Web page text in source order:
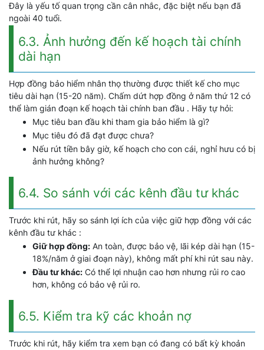
Đây là yếu tố quan trọng cần cân nhắc, đặc biệt nếu bạn đã
ngoài 40 tuổi.
6.3. Ảnh hưởng đến kế hoạch tài chính
dài hạn
Hợp đồng bảo hiểm nhân thọ thường được thiết kế cho mục
tiêu dài hạn (15-20 năm). Chấm dứt hợp đồng ở năm thứ 12 có
thể làm gián đoạn kế hoạch tài chính ban đầu . Hãy tự hỏi:
Mục tiêu ban đầu khi tham gia bảo hiểm là gì?
Mục tiêu đó đã đạt được chưa?
Nếu rút tiền bây giờ, kế hoạch cho con cái, nghỉ hưu có bị
ảnh hưởng không?
6.4. So sánh với các kênh đầu tư khác
Trước khi rút, hãy so sánh lợi ích của việc giữ hợp đồng với các
kênh đầu tư khác :
Giữ hợp đồng: An toàn, được bảo vệ, lãi kép dài hạn (15-
18%/năm ở giai đoạn này), không mất phí khi rút sau này.
Đầu tư khác: Có thể lợi nhuận cao hơn nhưng rủi ro cao
hơn, không có bảo vệ rủi ro.
6.5. Kiểm tra kỹ các khoản nợ
Trước khi rút, hãy kiểm tra xem bạn có đang có bất kỳ khoản